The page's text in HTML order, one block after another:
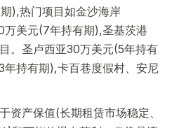
),热门项目如金沙海岸
美元(7年持有期),圣基茨港
。圣卢西亚30万美元(5年持有
持有期),卡百巷度假村、安尼
资产保值(长期租赁市场稳定、